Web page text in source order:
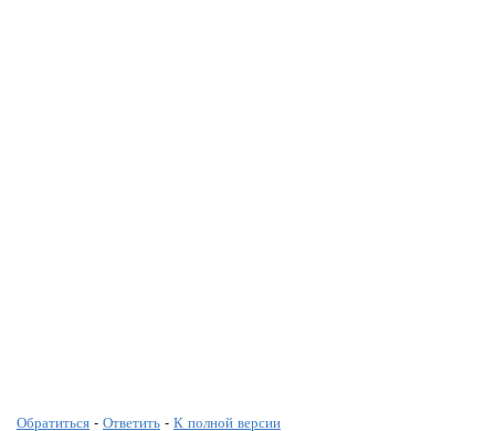
Обратиться - Ответить - К полной версии